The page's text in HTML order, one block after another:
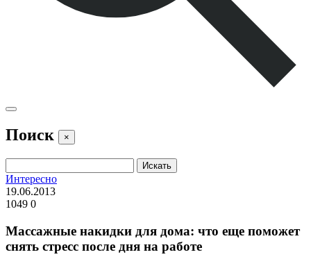
Поиск ×
Интересно
19.06.2013
1049 0
Массажные накидки для дома: что еще поможет
снять стресс после дня на работе